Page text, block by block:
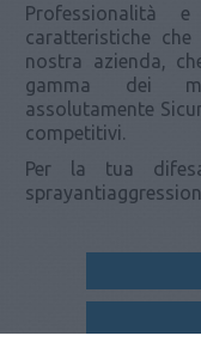
Professionalità
caratteristiche
nostra azienda,
gamma dei
assolutamente
competitivi.
Per la tua